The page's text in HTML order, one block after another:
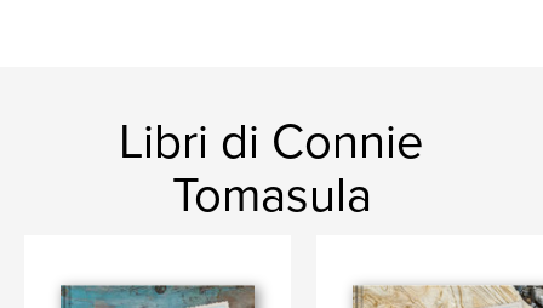
Libri di Connie
Tomasula